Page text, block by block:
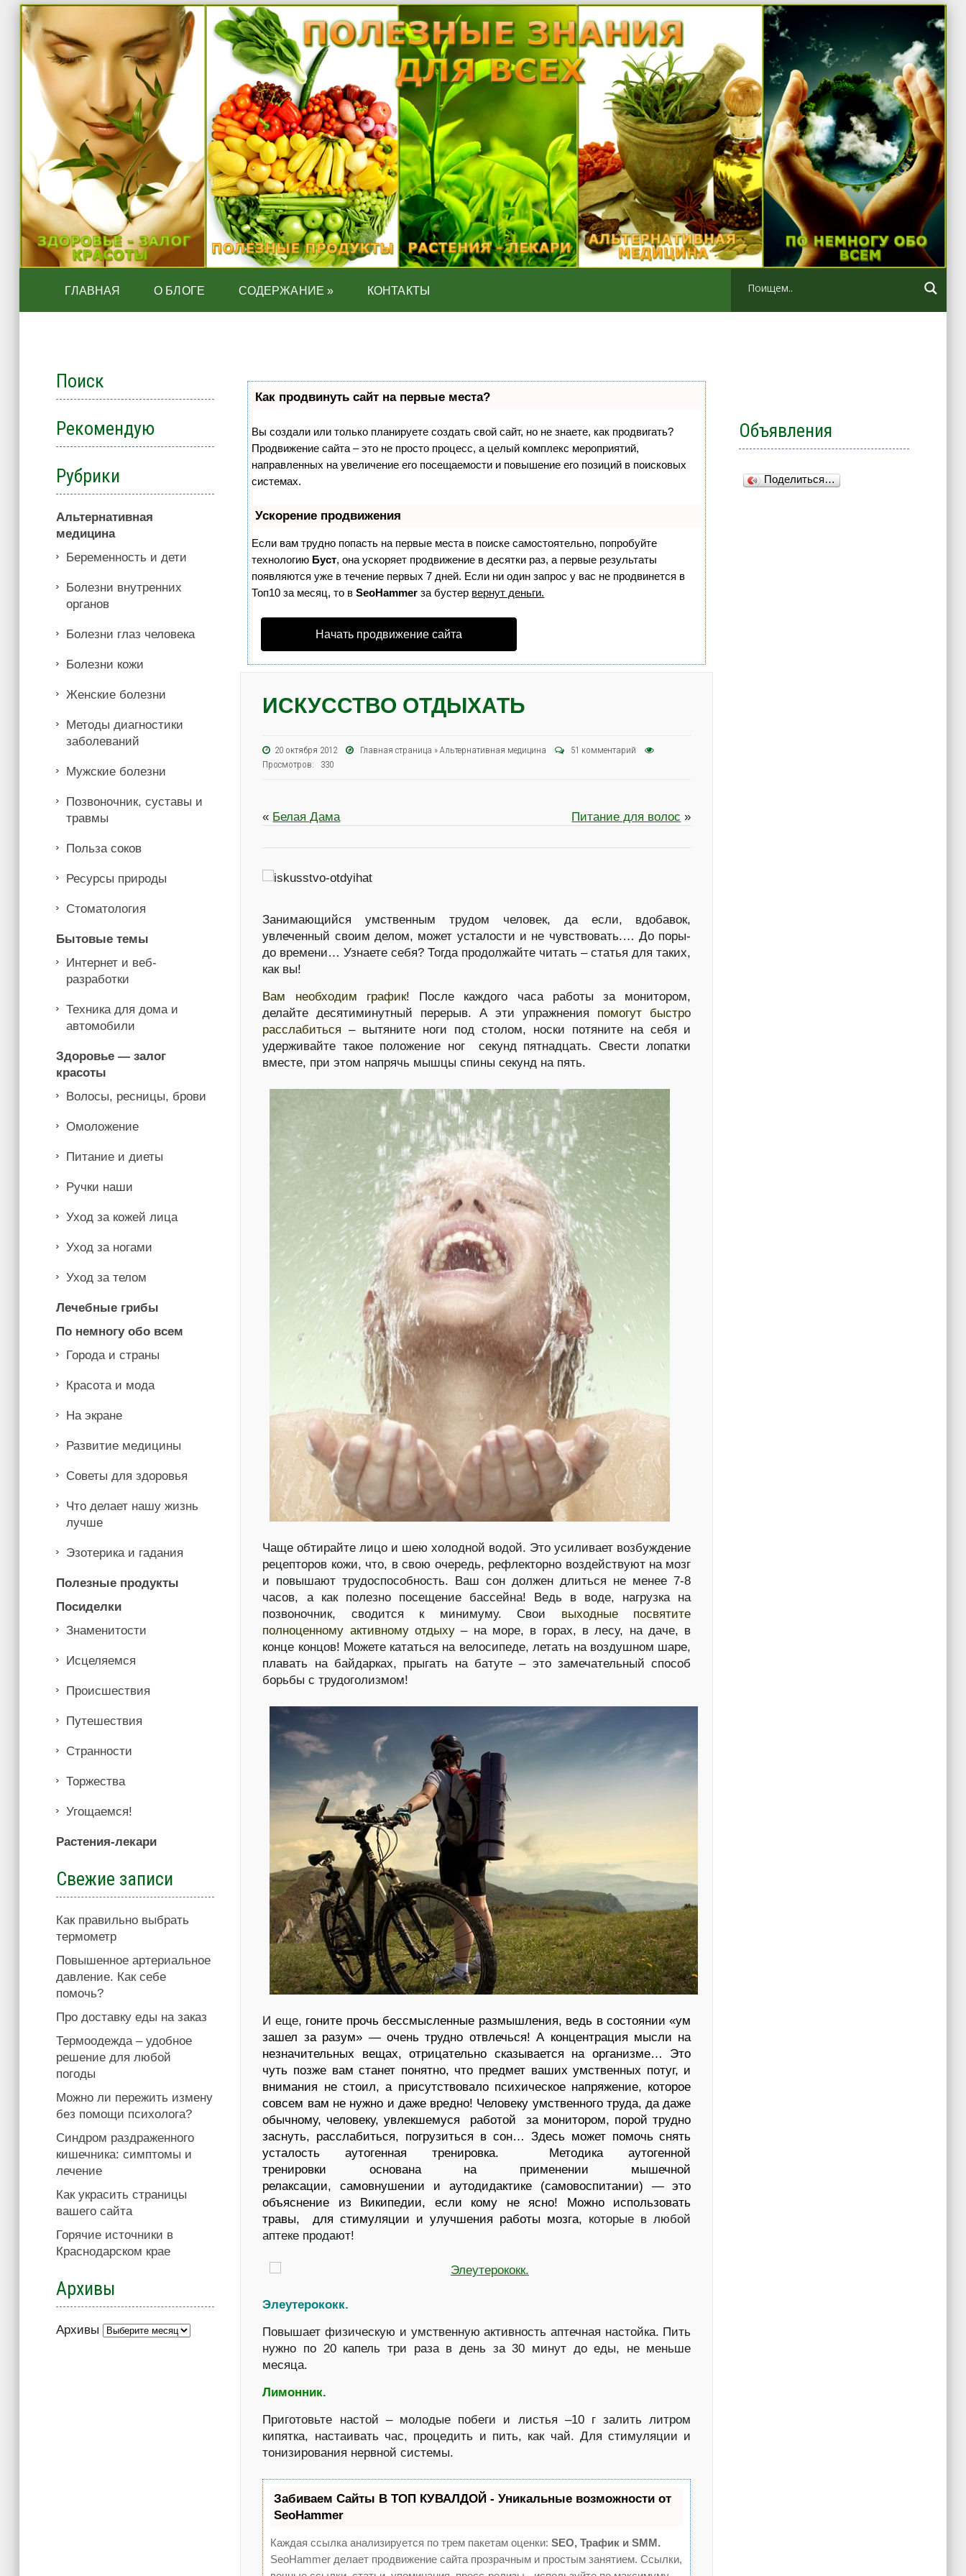
ГЛАВНАЯ О БЛОГЕ СОДЕРЖАНИЕ » КОНТАКТЫ
Как продвинуть сайт на первые места?
Вы создали или только планируете создать свой сайт, но не знаете, как продвигать?
Продвижение сайта – это не просто процесс, а целый комплекс мероприятий,
направленных на увеличение его посещаемости и повышение его позиций в поисковых
системах.
Ускорение продвижения
Если вам трудно попасть на первые места в поиске самостоятельно, попробуйте
технологию Буст, она ускоряет продвижение в десятки раз, а первые результаты
появляются уже в течение первых 7 дней. Если ни один запрос у вас не продвинется в
Топ10 за месяц, то вSeoHammer за бустер вернут деньги.
Начать продвижение сайта
ИСКУССТВО ОТДЫХАТЬ
20 октября 2012 Главная страница »Альтернативная медицина
51 комментарий
Просмотров: 330
Питание для волос »
« Белая Дама
Занимающийся умственным трудом человек, да если, вдобавок,
увлеченный своим делом, может усталости и не чувствовать.… До поры-
до времени… Узнаете себя? Тогда продолжайте читать – статья для таких,
как вы!
Вам необходим график! После каждого часа работы за монитором,
делайте десятиминутный перерыв. А эти упражнения помогут быстро
расслабиться– вытяните ноги под столом, носки потяните на себя и
удерживайте такое положение ног секунд пятнадцать. Свести лопатки
вместе, при этом напрячь мышцы спины секунд на пять.
Чаще обтирайте лицо и шею холодной водой. Это усиливает возбуждение
рецепторов кожи, что, в свою очередь, рефлекторно воздействуют на мозг
и повышают трудоспособность. Ваш сон должен длиться не менее 7-8
часов, а как полезно посещение бассейна! Ведь в воде, нагрузка на
позвоночник, сводится к минимуму. Свои выходные посвятите
полноценному активному отдыху – на море, в горах, в лесу, на даче, в
конце концов! Можете кататься на велосипеде, летать на воздушном шаре,
плавать на байдарках, прыгать на батуте – это замечательный способ
борьбы с трудоголизмом!
И еще, гоните прочь бессмысленные размышления, ведь в состоянии «ум
зашел за разум» — очень трудно отвлечься! А концентрация мысли на
незначительных вещах, отрицательно сказывается на организме… Это
чуть позже вам станет понятно, что предмет ваших умственных потуг, и
внимания не стоил, а присутствовало психическое напряжение, которое
совсем вам не нужно и даже вредно! Человеку умственного труда, да даже
обычному, человеку, увлекшемуся работой за монитором, порой трудно
заснуть, расслабиться, погрузиться в сон… Здесь может помочь снять
усталость аутогенная тренировка. Методика аутогенной
тренировки основана на применении мышечной
релаксации, самовнушении и аутодидактике (самовоспитании) — это
объяснение из Википедии, если кому не ясно! Можно использовать
травы, для стимуляции и улучшения работы мозга, которые в любой
аптеке продают!
Элеутерококк.
Повышает физическую и умственную активность аптечная настойка. Пить
нужно по 20 капель три раза в день за 30 минут до еды, не меньше
месяца.
Лимонник.
Приготовьте настой – молодые побеги и листья –10 г залить литром
кипятка, настаивать час, процедить и пить, как чай. Для стимуляции и
тонизирования нервной системы.
Забиваем Сайты В ТОП КУВАЛДОЙ - Уникальные возможности от
SeoHammer
Каждая ссылка анализируется по трем пакетам оценки:SEO, Трафик и SMM.
SeoHammer делает продвижение сайта прозрачным и простым занятием. Ссылки,
Поиск
Рекомендую
Рубрики
Альтернативная
медицина
Беременность и дети
Болезни внутренних
органов
Болезни глаз человека
Болезни кожи
Женские болезни
Методы диагностики
заболеваний
Мужские болезни
Позвоночник, суставы и
травмы
Польза соков
Ресурсы природы
Стоматология
Бытовые темы
Интернет и веб-
разработки
Техника для дома и
автомобили
Здоровье — залог
красоты
Волосы, ресницы, брови
Омоложение
Питание и диеты
Ручки наши
Уход за кожей лица
Уход за ногами
Уход за телом
Лечебные грибы
По немногу обо всем
Города и страны
Красота и мода
На экране
Развитие медицины
Советы для здоровья
Что делает нашу жизнь
лучше
Эзотерика и гадания
Полезные продукты
Посиделки
Знаменитости
Иcцеляемся
Происшествия
Путешествия
Странности
Торжества
Угощаемся!
Растения-лекари
Свежие записи
Как правильно выбрать
термометр
Повышенное артериальное
давление. Как себе
помочь?
Про доставку еды на заказ
Термоодежда – удобное
решение для любой
погоды
Можно ли пережить измену
без помощи психолога?
Синдром раздраженного
кишечника: симптомы и
лечение
Как украсить страницы
вашего сайта
Горячие источники в
Краснодарском крае
Архивы
Архивы
Объявления
Поделиться…